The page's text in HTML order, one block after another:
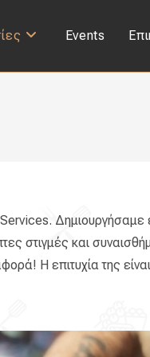
Events
στιγμές και
Η επιτυχία της